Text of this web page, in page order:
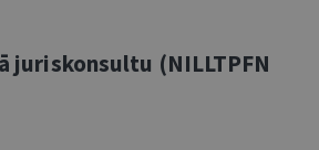
juriskonsultu (NILLTPFN